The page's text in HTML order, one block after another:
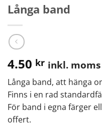
Långa band
4.50 kr inkl. moms
Långa band, att hänga
Finns i en rad
För band i egna färger
offert.